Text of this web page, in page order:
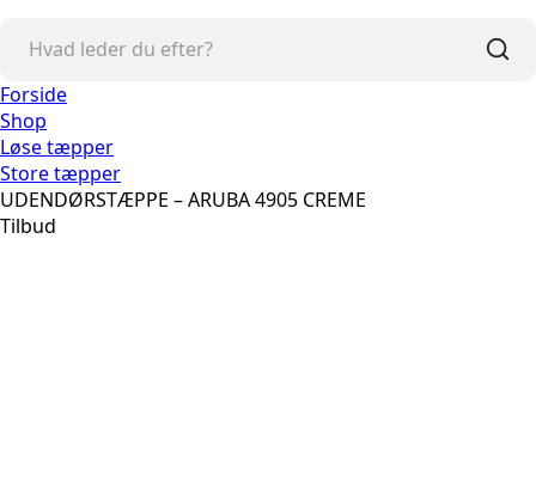
Forside
Shop
Løse tæpper
Store tæpper
UDENDØRSTÆPPE – ARUBA 4905 CREME
Tilbud